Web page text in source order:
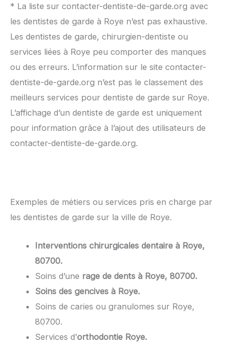
* La liste sur contacter-dentiste-de-garde.org avec
les dentistes de garde à Roye n’est pas exhaustive.
Les dentistes de garde, chirurgien-dentiste ou
services liées à Roye peu comporter des manques
ou des erreurs. L’information sur le site contacter-
dentiste-de-garde.org n’est pas le classement des
meilleurs services pour dentiste de garde sur Roye.
L’affichage d’un dentiste de garde est uniquement
pour information grâce à l’ajout des utilisateurs de
contacter-dentiste-de-garde.org.
Exemples de métiers ou services pris en charge par
les dentistes de garde sur la ville de Roye.
Interventions chirurgicales dentaire à Roye,
80700.
Soins d’une rage de dents à Roye, 80700.
Soins des gencives à Roye.
Soins de caries ou granulomes sur Roye,
80700.
Services d’orthodontie Roye.